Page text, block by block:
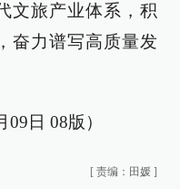
文旅产业体系，积
奋力谱写高质量发
09日 08版）
[ 责编：田媛 ]